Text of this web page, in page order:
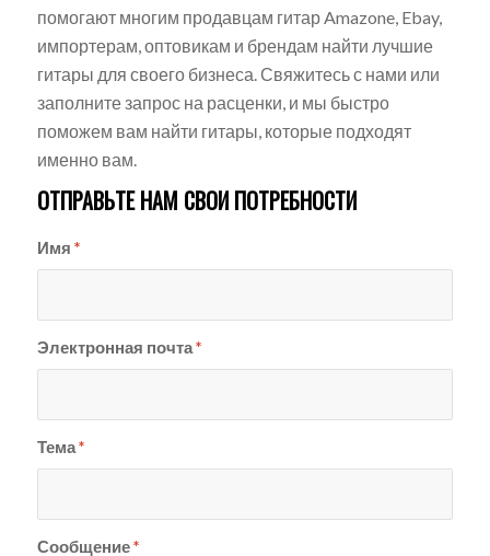
помогают многим продавцам гитар Amazone, Ebay,
импортерам, оптовикам и брендам найти лучшие
гитары для своего бизнеса. Свяжитесь с нами или
заполните запрос на расценки, и мы быстро
поможем вам найти гитары, которые подходят
именно вам.
ОТПРАВЬТЕ НАМ СВОИ ПОТРЕБНОСТИ
Имя *
Электронная почта*
Тема*
Сообщение*